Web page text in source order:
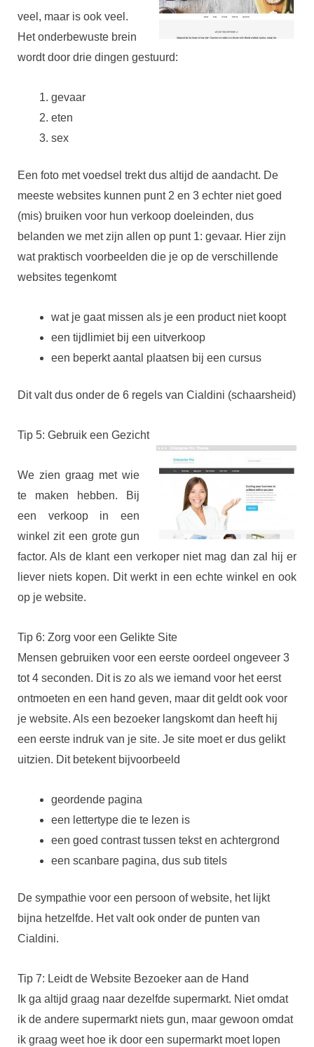
veel, maar is ook veel.
Het onderbewuste brein
wordt door drie dingen gestuurd:
gevaar
eten
sex
Een foto met voedsel trekt dus altijd de aandacht. De
meeste websites kunnen punt 2 en 3 echter niet goed
(mis) bruiken voor hun verkoop doeleinden, dus
belanden we met zijn allen op punt 1: gevaar. Hier zijn
wat praktisch voorbeelden die je op de verschillende
websites tegenkomt
wat je gaat missen als je een product niet koopt
een tijdlimiet bij een uitverkoop
een beperkt aantal plaatsen bij een cursus
Dit valt dus onder de 6 regels van Cialdini (schaarsheid)
Tip 5: Gebruik een Gezicht
We zien graag met wie
te maken hebben. Bij
een verkoop in een
winkel zit een grote gun
factor. Als de klant een verkoper niet mag dan zal hij er
liever niets kopen. Dit werkt in een echte winkel en ook
op je website.
Tip 6: Zorg voor een Gelikte Site
Mensen gebruiken voor een eerste oordeel ongeveer 3
tot 4 seconden. Dit is zo als we iemand voor het eerst
ontmoeten en een hand geven, maar dit geldt ook voor
je website. Als een bezoeker langskomt dan heeft hij
een eerste indruk van je site. Je site moet er dus gelikt
uitzien. Dit betekent bijvoorbeeld
geordende pagina
een lettertype die te lezen is
een goed contrast tussen tekst en achtergrond
een scanbare pagina, dus sub titels
De sympathie voor een persoon of website, het lijkt
bijna hetzelfde. Het valt ook onder de punten van
Cialdini.
Tip 7: Leidt de Website Bezoeker aan de Hand
Ik ga altijd graag naar dezelfde supermarkt. Niet omdat
ik de andere supermarkt niets gun, maar gewoon omdat
ik graag weet hoe ik door een supermarkt moet lopen